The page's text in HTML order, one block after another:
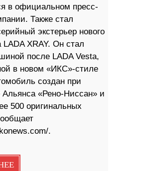
в официальном пресс-
Также стал
экстерьер нового
LADA XRAY. Он стал
после LADA Vesta,
в новом «ИКС»-стиле
создан при
Альянса «Рено-Ниссан» и
500 оригинальных
.